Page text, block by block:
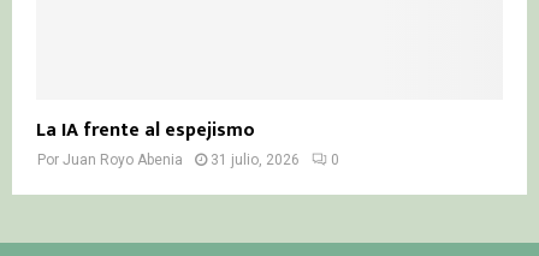
La IA frente al espejismo
Por Juan Royo Abenia 31 julio, 2026 0